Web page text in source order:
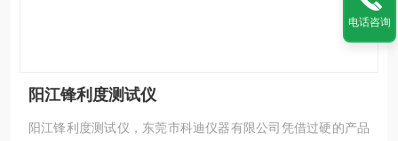
阳江锋利度测试仪
阳江锋利度测试仪，东莞市科迪仪器有限公司凭借过硬的产品
电话咨询